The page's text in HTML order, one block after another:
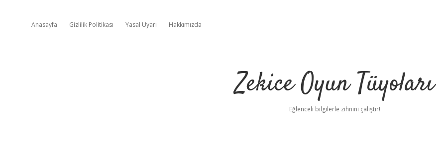
Anasayfa Gizlilik Politikası Yasal Uyarı Hakkımızda
Zekice Oyun Tüyoları
Eğlenceli bilgilerle zihnini çalıştır!